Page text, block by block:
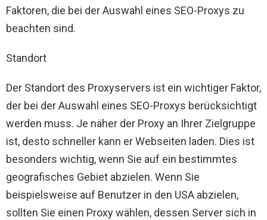
Faktoren, die bei der Auswahl eines SEO-Proxys zu
beachten sind.
Standort
Der Standort des Proxyservers ist ein wichtiger Faktor,
der bei der Auswahl eines SEO-Proxys berücksichtigt
werden muss. Je näher der Proxy an Ihrer Zielgruppe
ist, desto schneller kann er Webseiten laden. Dies ist
besonders wichtig, wenn Sie auf ein bestimmtes
geografisches Gebiet abzielen. Wenn Sie
beispielsweise auf Benutzer in den USA abzielen,
sollten Sie einen Proxy wählen, dessen Server sich in